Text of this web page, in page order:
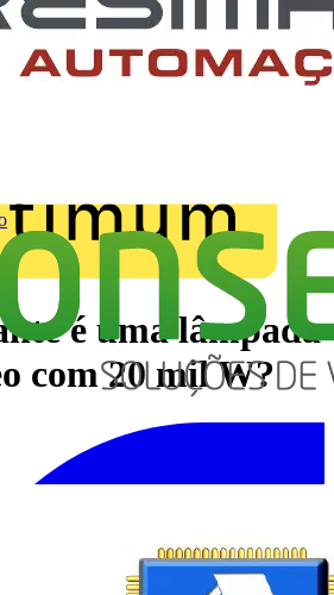
é uma lâmpada
com 20 mil W?